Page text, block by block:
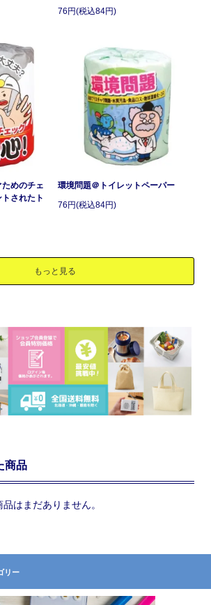
76円(税込84円)
めのチェ
されたト
環境問題＠トイレットペーパー
76円(税込84円)
もっと見る
商品
はまだありません。
リー